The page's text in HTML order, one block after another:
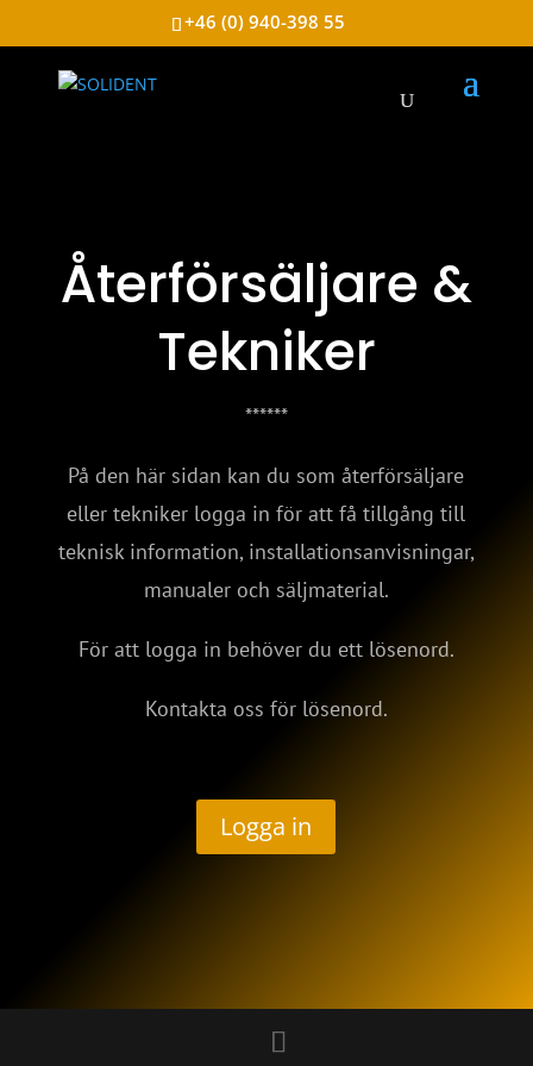
+46 (0) 940-398 55
Återförsäljare &
Tekniker
******
På den här sidan kan du som återförsäljare
eller tekniker logga in för att få tillgång till
teknisk information, installationsanvisningar,
manualer och säljmaterial.
För att logga in behöver du ett lösenord.
Kontakta oss för lösenord.
Logga in